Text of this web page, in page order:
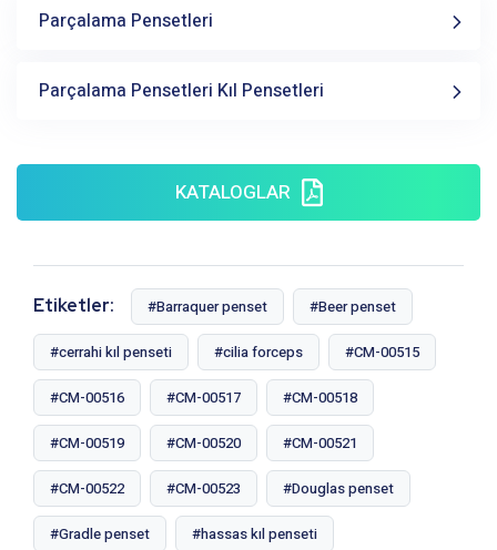
Parçalama Pensetleri
Parçalama Pensetleri Kıl Pensetleri
KATALOGLAR
Etiketler: #Barraquer penset #Beer penset
#cerrahi kıl penseti #cilia forceps #CM-00515
#CM-00516 #CM-00517 #CM-00518
#CM-00519 #CM-00520 #CM-00521
#CM-00522 #CM-00523 #Douglas penset
#Gradle penset #hassas kıl penseti